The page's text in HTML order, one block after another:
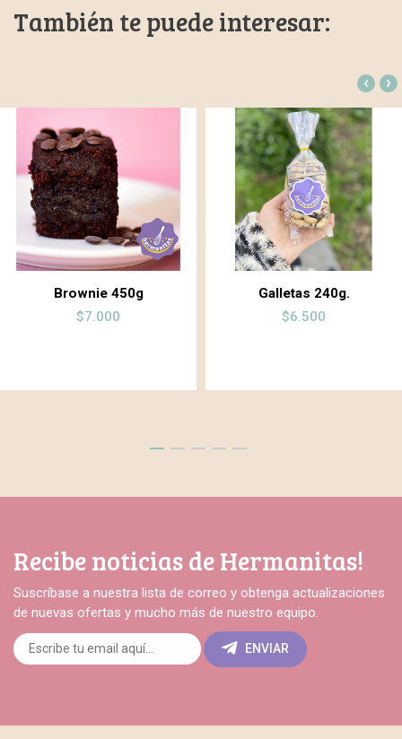
También te puede interesar:
Brownie 450g
$7.000
Galletas 240g.
$6.500
‹ ›
Recibe noticias de Hermanitas!
Suscríbase a nuestra lista de correo y obtenga actualizaciones
de nuevas ofertas y mucho más de nuestro equipo.
ENVIAR